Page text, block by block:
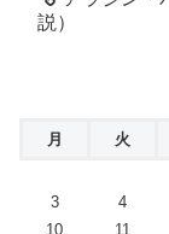
説）
月 火
3
4
10
11